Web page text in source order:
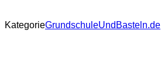
KategorieGrundschuleUndBasteln.de